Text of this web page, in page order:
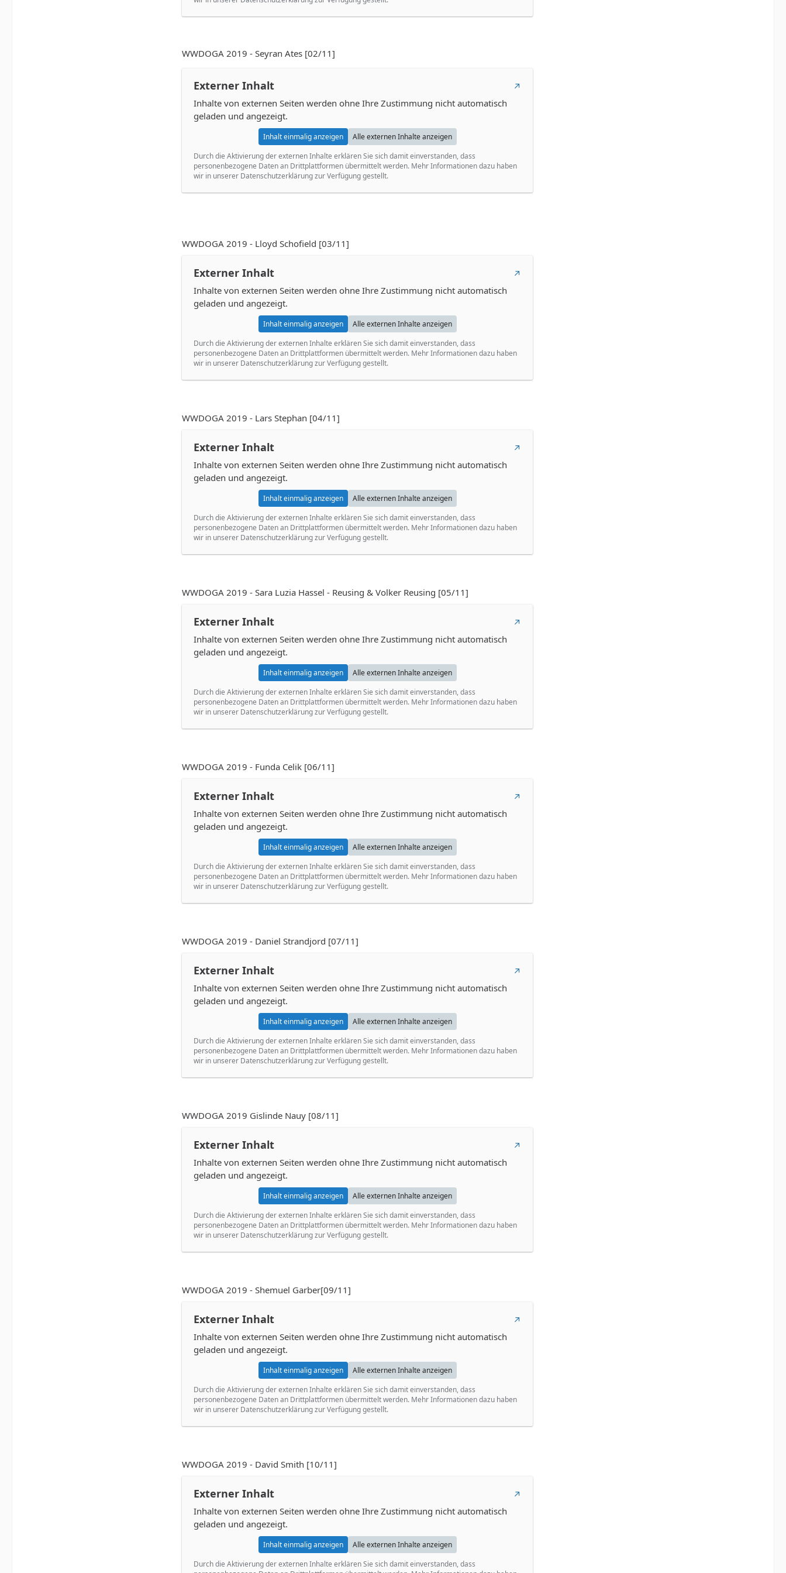
WWDOGA 2019 - Seyran Ates [02/11]
Externer Inhalt
Inhalte von externen Seiten werden ohne Ihre Zustimmung nicht automatisch
geladen und angezeigt.
Inhalt einmalig anzeigen
Alle externen Inhalte anzeigen
Durch die Aktivierung der externen Inhalte erklären Sie sich damit einverstanden, dass
personenbezogene Daten an Drittplattformen übermittelt werden. Mehr Informationen dazu haben
wir in unserer Datenschutzerklärung zur Verfügung gestellt.
WWDOGA 2019 - Lloyd Schofield [03/11]
Externer Inhalt
Inhalte von externen Seiten werden ohne Ihre Zustimmung nicht automatisch
geladen und angezeigt.
Inhalt einmalig anzeigen
Alle externen Inhalte anzeigen
Durch die Aktivierung der externen Inhalte erklären Sie sich damit einverstanden, dass
personenbezogene Daten an Drittplattformen übermittelt werden. Mehr Informationen dazu haben
wir in unserer Datenschutzerklärung zur Verfügung gestellt.
WWDOGA 2019 - Lars Stephan [04/11]
Externer Inhalt
Inhalte von externen Seiten werden ohne Ihre Zustimmung nicht automatisch
geladen und angezeigt.
Inhalt einmalig anzeigen
Alle externen Inhalte anzeigen
Durch die Aktivierung der externen Inhalte erklären Sie sich damit einverstanden, dass
personenbezogene Daten an Drittplattformen übermittelt werden. Mehr Informationen dazu haben
wir in unserer Datenschutzerklärung zur Verfügung gestellt.
WWDOGA 2019 - Sara Luzia Hassel - Reusing & Volker Reusing [05/11]
Externer Inhalt
Inhalte von externen Seiten werden ohne Ihre Zustimmung nicht automatisch
geladen und angezeigt.
Inhalt einmalig anzeigen
Alle externen Inhalte anzeigen
Durch die Aktivierung der externen Inhalte erklären Sie sich damit einverstanden, dass
personenbezogene Daten an Drittplattformen übermittelt werden. Mehr Informationen dazu haben
wir in unserer Datenschutzerklärung zur Verfügung gestellt.
WWDOGA 2019 - Funda Celik [06/11]
Externer Inhalt
Inhalte von externen Seiten werden ohne Ihre Zustimmung nicht automatisch
geladen und angezeigt.
Inhalt einmalig anzeigen
Alle externen Inhalte anzeigen
Durch die Aktivierung der externen Inhalte erklären Sie sich damit einverstanden, dass
personenbezogene Daten an Drittplattformen übermittelt werden. Mehr Informationen dazu haben
wir in unserer Datenschutzerklärung zur Verfügung gestellt.
WWDOGA 2019 - Daniel Strandjord [07/11]
Externer Inhalt
Inhalte von externen Seiten werden ohne Ihre Zustimmung nicht automatisch
geladen und angezeigt.
Inhalt einmalig anzeigen
Alle externen Inhalte anzeigen
Durch die Aktivierung der externen Inhalte erklären Sie sich damit einverstanden, dass
personenbezogene Daten an Drittplattformen übermittelt werden. Mehr Informationen dazu haben
wir in unserer Datenschutzerklärung zur Verfügung gestellt.
WWDOGA 2019 Gislinde Nauy [08/11]
Externer Inhalt
Inhalte von externen Seiten werden ohne Ihre Zustimmung nicht automatisch
geladen und angezeigt.
Inhalt einmalig anzeigen
Alle externen Inhalte anzeigen
Durch die Aktivierung der externen Inhalte erklären Sie sich damit einverstanden, dass
personenbezogene Daten an Drittplattformen übermittelt werden. Mehr Informationen dazu haben
wir in unserer Datenschutzerklärung zur Verfügung gestellt.
WWDOGA 2019 - Shemuel Garber[09/11]
Externer Inhalt
Inhalte von externen Seiten werden ohne Ihre Zustimmung nicht automatisch
geladen und angezeigt.
Inhalt einmalig anzeigen
Alle externen Inhalte anzeigen
Durch die Aktivierung der externen Inhalte erklären Sie sich damit einverstanden, dass
personenbezogene Daten an Drittplattformen übermittelt werden. Mehr Informationen dazu haben
wir in unserer Datenschutzerklärung zur Verfügung gestellt.
WWDOGA 2019 - David Smith [10/11]
Externer Inhalt
Inhalte von externen Seiten werden ohne Ihre Zustimmung nicht automatisch
geladen und angezeigt.
Inhalt einmalig anzeigen
Alle externen Inhalte anzeigen
Durch die Aktivierung der externen Inhalte erklären Sie sich damit einverstanden, dass